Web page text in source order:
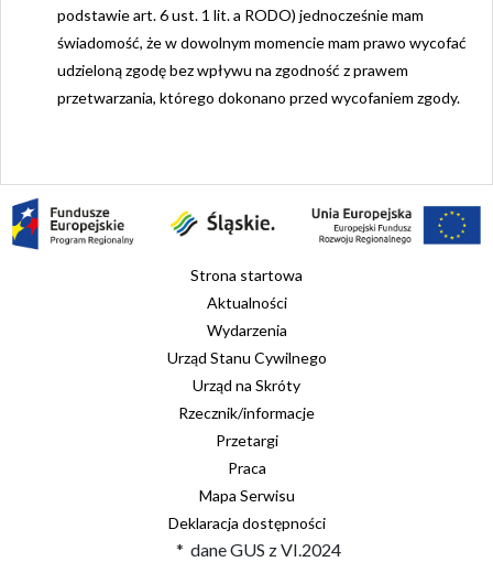
podstawie art. 6 ust. 1 lit. a RODO) jednocześnie mam
świadomość, że w dowolnym momencie mam prawo wycofać
udzieloną zgodę bez wpływu na zgodność z prawem
przetwarzania, którego dokonano przed wycofaniem zgody.
Strona startowa
Aktualności
Wydarzenia
Urząd Stanu Cywilnego
Urząd na Skróty
Rzecznik/informacje
Przetargi
Praca
Mapa Serwisu
Deklaracja dostępności
* dane GUS z VI.2024